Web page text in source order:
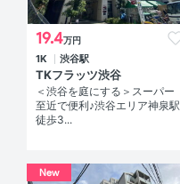
19.4万円
1K 渋谷駅
TKフラッツ渋谷
＜渋谷を庭にする＞スーパー
至近で便利♪渋谷エリア神泉駅
徒歩3...
New